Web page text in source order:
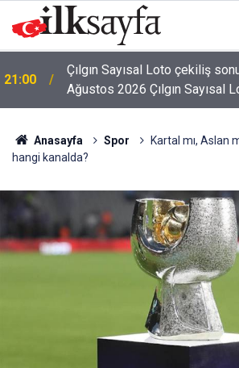
20:53
Bakan Çiftçi: Her 100 bin
merkezi planlıyoruz
Anasayfa Spor
Kartal mı, Aslan
hangi kanalda?